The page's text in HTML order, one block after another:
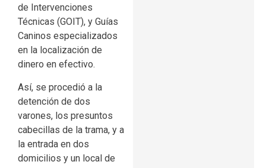
de Intervenciones
Técnicas (GOIT), y Guías
Caninos especializados
en la localización de
dinero en efectivo.
Así, se procedió a la
detención de dos
varones, los presuntos
cabecillas de la trama, y a
la entrada en dos
domicilios y un local de